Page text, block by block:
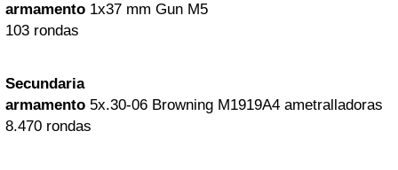
armamento 1x37 mm Gun M5
103 rondas
Secundaria
armamento 5x.30-06 Browning M1919A4 ametralladoras
8.470 rondas